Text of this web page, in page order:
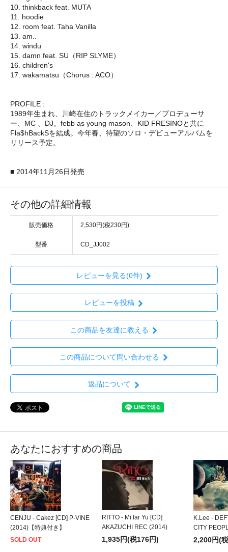
10. thinkback feat. MUTA
11. hoodie
12. room feat. Taha Vanilla
13. am..
14. windu
15. damn feat. SU（RIP SLYME）
16. children's
17. wakamatsu（Chorus : ACO）
PROFILE :
1989年生まれ、川崎在住のトラックメイカー／プロデューサ
ー、MC 、DJ。febb as young mason、KID FRESINOと共に
Fla$hBackSを結成。今年春、待望のソロ・デビューアルバムを
リリース予定。
■ 2014年11月26日発売
その他の詳細情報
販売価格 2,530円(税230円)
型番 CD_JJ002
レビューを見る(0件)
レビューを投稿
この商品を友達に教える
この商品について問い合わせる
返品について
あなたにおすすめの商品
CENJU - Cakez [CD] P-VINE
(2014)【特典付き】
SOLD OUT
RITTO - Mi far Yu [CD]
AKAZUCHI REC (2014)
1,935円(税176円)
K.Lee -
CITY
2,200円(